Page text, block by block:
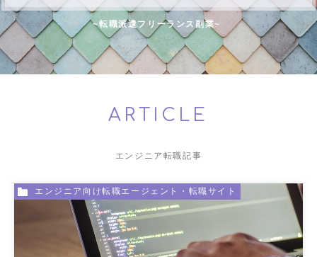
~転職派遣フリーランス副業~
ARTICLE
エンジニア転職記事
エンジニア向け転職エージェント・転職サイト